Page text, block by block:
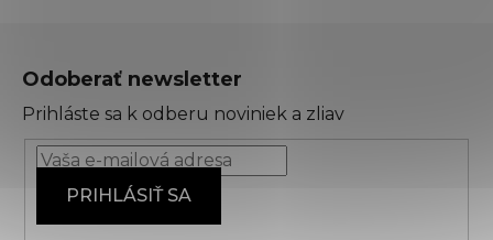
Odoberať newsletter
Prihláste sa k odberu noviniek a zliav
PRIHLÁSIŤ SA